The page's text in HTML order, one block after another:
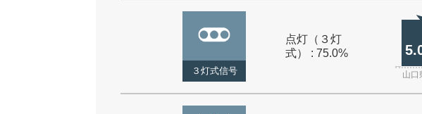
３灯式信号
点灯（３灯
式） : 75.0%
山口